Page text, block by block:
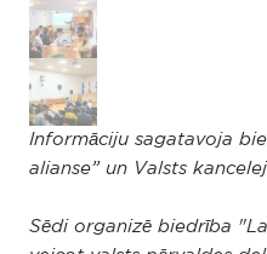
Informāciju sagatavoja
alianse” un Valsts
Sēdi organizē biedrība